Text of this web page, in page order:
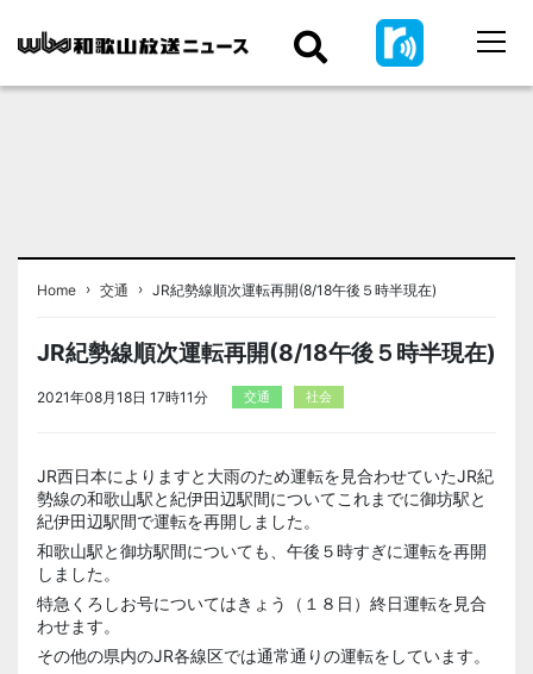
Home › 交通 › JR紀勢線順次運転再開(8/18午後５時半現在)
JR紀勢線順次運転再開(8/18午後５時半現在)
2021年08月18日 17時11分 交通 社会
JR西日本によりますと大雨のため運転を見合わせていたJR紀
勢線の和歌山駅と紀伊田辺駅間についてこれまでに御坊駅と
紀伊田辺駅間で運転を再開しました。
和歌山駅と御坊駅間についても、午後５時すぎに運転を再開
しました。
特急くろしお号についてはきょう（１８日）終日運転を見合
わせます。
その他の県内のJR各線区では通常通りの運転をしています。